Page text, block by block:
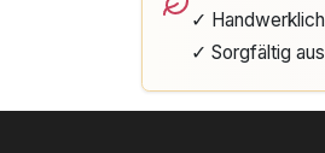
✓
✓ Sorgfältig